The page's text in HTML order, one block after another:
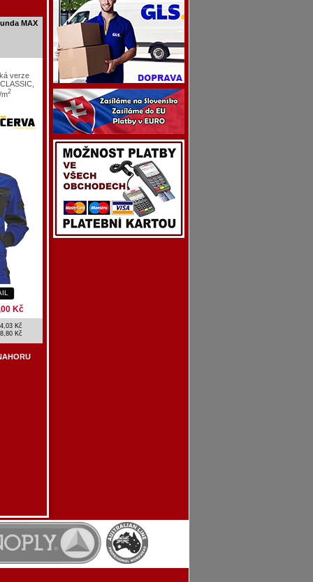
MAX
verze
2
Kč
Kč
Kč